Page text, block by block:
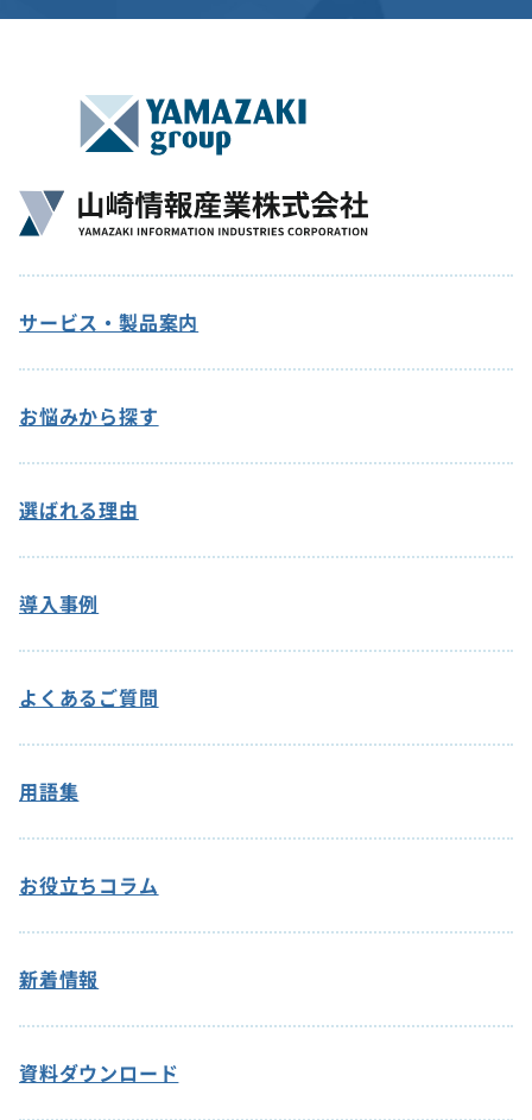
サービス・製品案内
お悩みから探す
選ばれる理由
導入事例
よくあるご質問
用語集
お役立ちコラム
新着情報
資料ダウンロード